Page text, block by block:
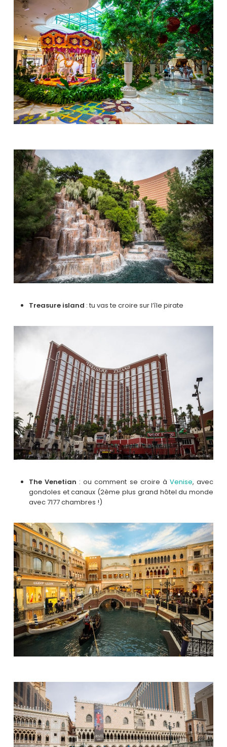
Treasure island : tu vas te croire sur l’île pirate
The Venetian : ou comment se croire à Venise, avec
gondoles et canaux (2ème plus grand hôtel du monde
avec 7177 chambres !)